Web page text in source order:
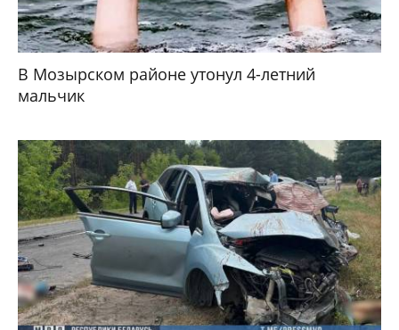
В Мозырском районе утонул 4-летний
мальчик